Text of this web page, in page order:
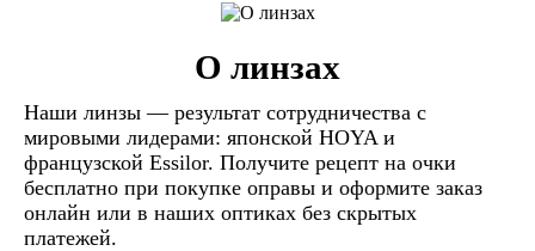
О линзах
Наши линзы — результат сотрудничества с
мировыми лидерами: японской HOYA и
французской Essilor. Получите рецепт на очки
бесплатно при покупке оправы и оформите заказ
онлайн или в наших оптиках без скрытых
платежей.